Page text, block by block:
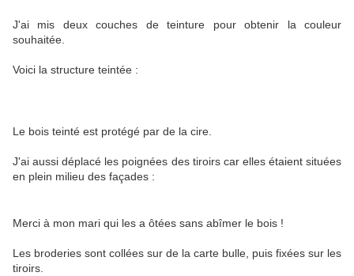
J'ai mis deux couches de teinture pour obtenir la couleur
souhaitée.
Voici la structure teintée :
Le bois teinté est protégé par de la cire.
J'ai aussi déplacé les poignées des tiroirs car elles étaient situées
en plein milieu des façades :
Merci à mon mari qui les a ôtées sans abîmer le bois !
Les broderies sont collées sur de la carte bulle, puis fixées sur les
tiroirs.